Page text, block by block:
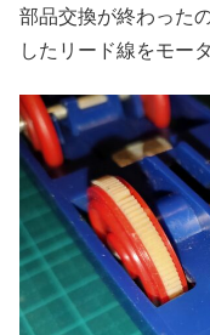
部品交換が終わった
したリード線をモー